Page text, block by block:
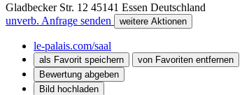
Gladbecker Str. 12 45141 Essen Deutschland
unverb. Anfrage senden
weitere Aktionen
le-palais.com/saal
als Favorit speichern
von Favoriten entfernen
Bewertung abgeben
Bild hochladen